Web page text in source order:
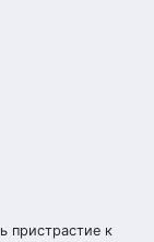
пристрастие к